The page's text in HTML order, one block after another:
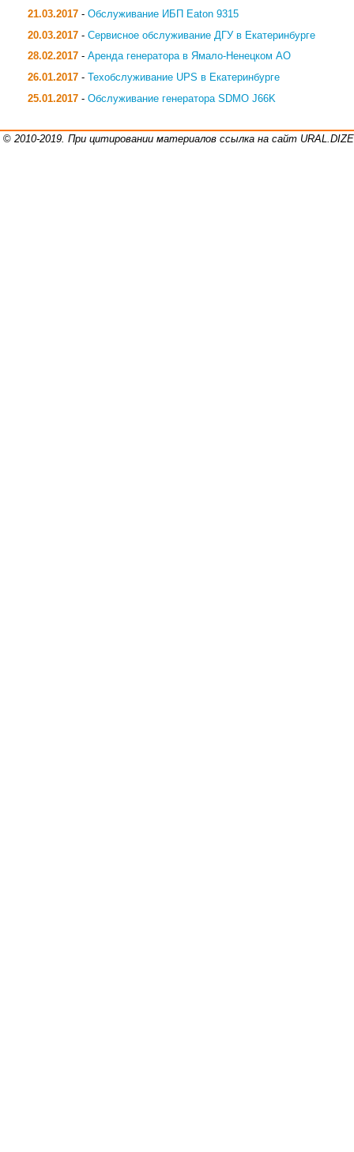
21.03.2017 - Обслуживание ИБП Eaton 9315
20.03.2017 - Сервисное обслуживание ДГУ в Екатеринбурге
28.02.2017 - Аренда генератора в Ямало-Ненецком АО
26.01.2017 -
Техобслуживание UPS в Екатеринбурге
25.01.2017 - Обслуживание генератора SDMO J66K
© 2010-2019. При цитировании материалов ссылка на сайт